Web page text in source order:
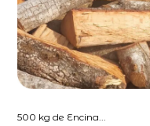
500 kg de Encina...